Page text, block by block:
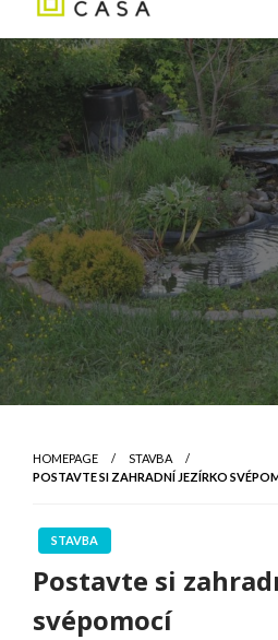
HOMEPAGE
STAVBA
POSTAVTE SI ZAHRADNÍ JEZÍRKO
STAVBA
Postavte si
svépomocí